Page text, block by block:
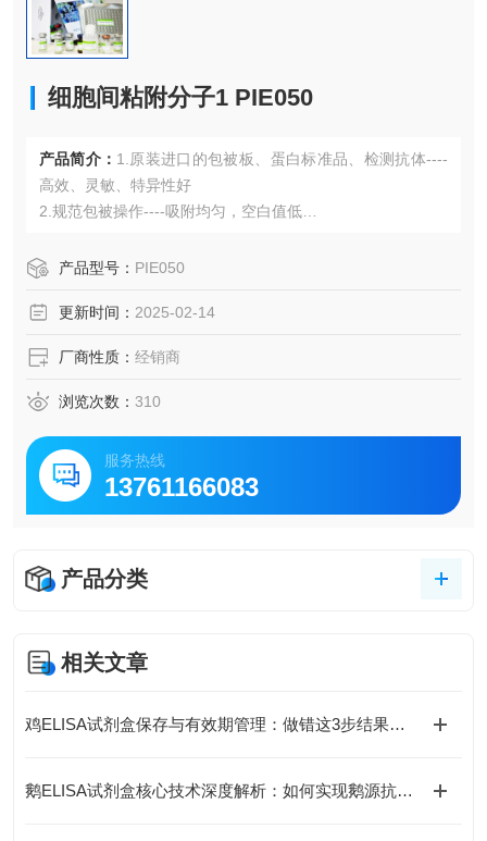
细胞间粘附分子1 PIE050
产品简介： 1.原装进口的包被板、蛋白标准品、检测抗体----
高效、灵敏、特异性好
2.规范包被操作----吸附均匀，空白值低
4.适用于血浆、血清、组织匀浆液、细胞培养上清液、尿液、
5.可检测动物类型丰富：人、猴、大鼠、小鼠、兔、猪、犬、
6.检测指标齐全：炎症因子、血管生成素、动脉粥样硬化因
子、趋化因子、生长因子、基质金属蛋白酶、脂肪因子等。
产品型号： PIE050
更新时间： 2025-02-14
厂商性质： 经销商
浏览次数： 310
服务热线
13761166083
产品分类
相关文章
鸡ELISA试剂盒保存与有效期管理：做错这3步结果全废
鹅ELISA试剂盒核心技术深度解析：如何实现鹅源抗体与抗原的高特异性检测及精准定量分析？